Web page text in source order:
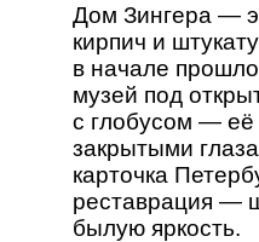
Дом Зингера —
кирпич и
в начале
музей под
с глобусом — её
закрытыми
карточка
реставрация —
былую яркость.